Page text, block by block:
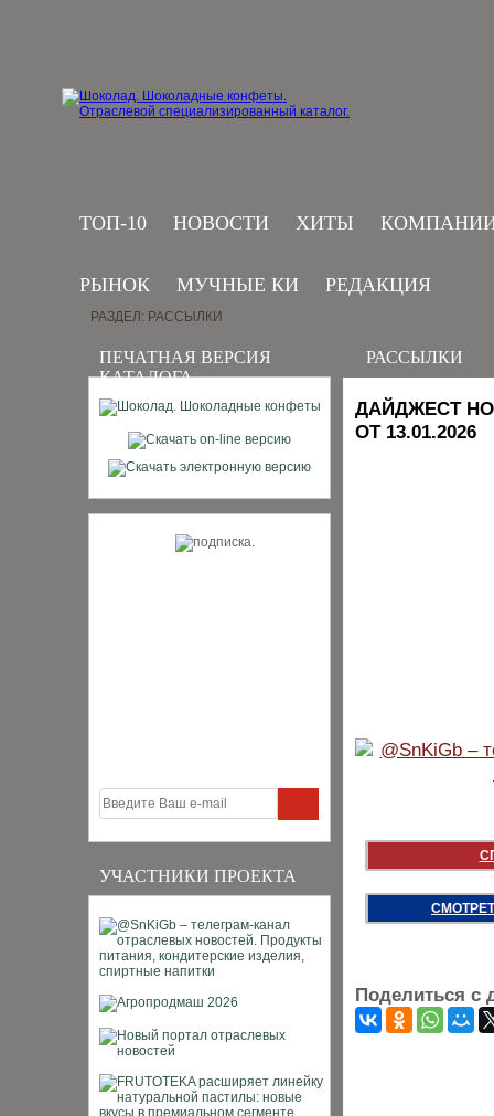
ТОП-10 НОВОСТИ ХИТЫ
РЫНОК МУЧНЫЕ КИ РЕДАКЦИЯ
ПЕЧАТНАЯ ВЕРСИЯ
КАТАЛОГА
УЧАСТНИКИ ПРОЕКТА
РАЗДЕЛ: РАССЫЛКИ
РАССЫЛКИ
ДАЙДЖЕСТ
ОТ 13.01.2026
Поделиться с